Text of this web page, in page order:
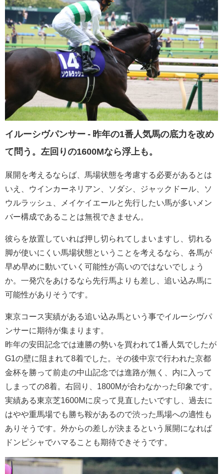
イルーシヴパンサー - 昨年の1番人気馬の底力を改め
て問う。左回りの1600Mなら浮上も。
展開を考えるならば、馬場状態を考慮する必要があるとは
いえ、ウインカーネリアン、ソダシ、ジャックドール、ソ
ウルラッシュ、メイケイエールと先行したい馬が多いメン
バー構成であることは無視できません。
彼らを放置していれば押し切られてしまいますし、切れる
脚が使いにくい馬場状態ということを考えるなら、各馬が
早め早めに動いていく可能性が高いのではないでしょう
か。一発穴をあけるなら先行馬よりも差し、追い込み馬に
可能性がありそうです。
東京コース実績がある追い込み馬という事でイルーシヴパ
ンサーに期待が集まります。
昨年の安田記念では連勝の勢いを買われて1番人気でしたが
G1の壁に阻まれて8着でした。その後中京で行われた京都
金杯を勝って前走の中山記念では進路が無く、内に入って
しまっての8着。右回り、1800Mが合わなかった印象です。
実績ある東京芝1600Mに戻って見直したいですし、過去に
はやや重馬場でも勝ち鞍があるので渋った馬場への適性も
ありそうです。外からの差しが決まるという展開になれば
ドンピシャでハマることも期待できそうです。